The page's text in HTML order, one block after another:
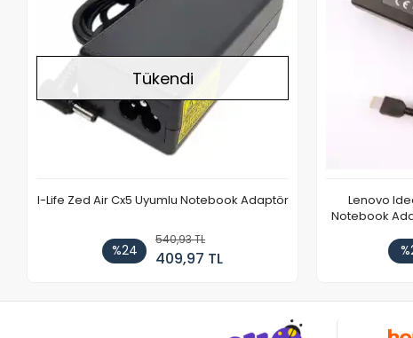
Tükendi
I-Life Zed Air Cx5 Uyumlu Notebook Adaptör
%24
540,93 TL
409,97 TL
Lenovo
Notebook